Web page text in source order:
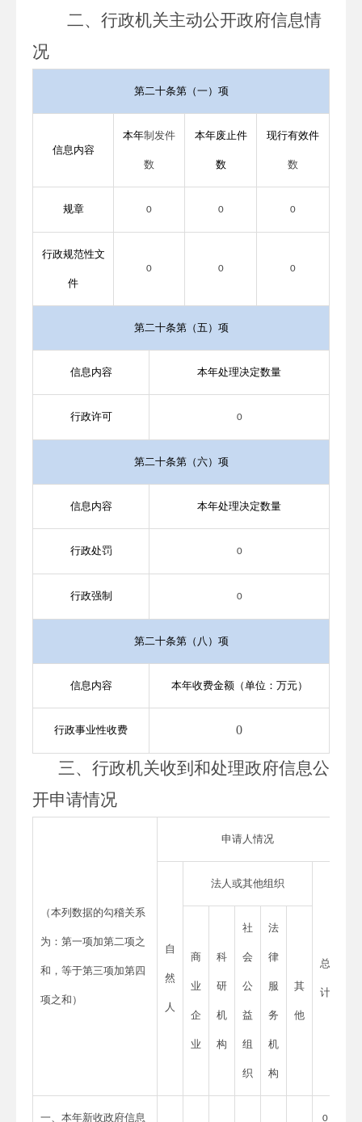
二、行政机关主动公开政府信息情
况
第二十条第（一）项
信息内容
本年制发件
数
本年废止件
数
现行有效件
数
规章 0 0 0
行政规范性文
件
0 0 0
第二十条第（五）项
信息内容 本年处理决定数量
行政许可 0
第二十条第（六）项
信息内容 本年处理决定数量
行政处罚 0
行政强制 0
第二十条第（八）项
信息内容 本年收费金额（单位：万元）
行政事业性收费 0
三、行政机关收到和处理政府信息公
开申请情况
（本列数据的勾稽关系
为：第一项加第二项之
和，等于第三项加第四
项之和）
申请人情况
自
然
人
法人或其他组织
总
计
商
业
企
业
科
研
机
构
社
会
公
益
组
织
法
律
服
务
机
构
其
他
一、本年新收政府信息 0